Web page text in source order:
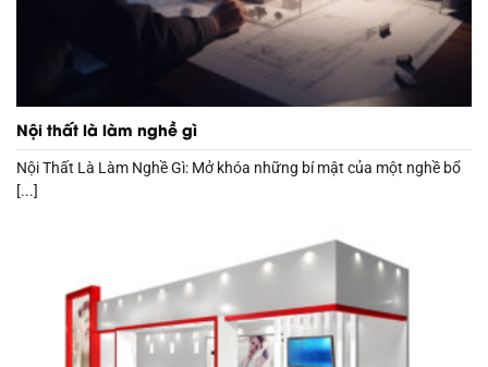
Nội thất là làm nghề gì
Nội Thất Là Làm Nghề Gì: Mở khóa những bí mật của một nghề bổ
[...]